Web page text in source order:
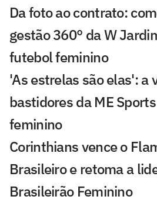
Da foto ao contrato:
gestão 360° da W
futebol feminino
'As estrelas são elas': a
bastidores da ME
feminino
Corinthians vence o
Brasileiro e retoma a
Brasileirão Feminino